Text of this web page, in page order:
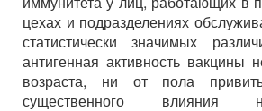
цехах и подразделениях
статистически значимых
антигенная активность вакцины
возраста, ни от пола
существенного влияния